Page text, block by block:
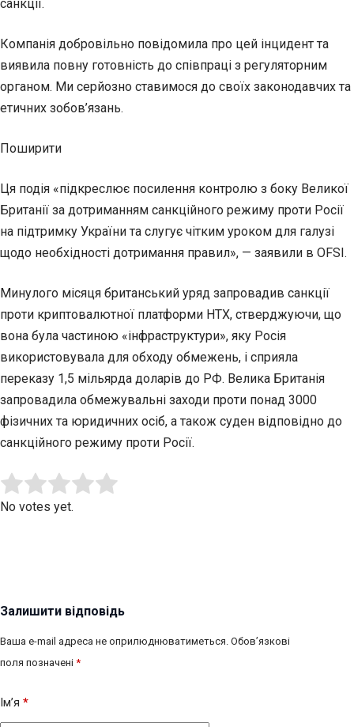
санкції.
Компанія добровільно повідомила про цей інцидент та
виявила повну готовність до співпраці з регуляторним
органом. Ми серйозно ставимося до своїх законодавчих та
етичних зобов’язань.
Поширити
Ця подія «підкреслює посилення контролю з боку Великої
Британії за дотриманням санкційного режиму проти Росії
на підтримку України та слугує чітким уроком для галузі
щодо необхідності дотримання правил», — заявили в OFSI.
Минулого місяця британський уряд запровадив санкції
проти криптовалютної платформи HTX, стверджуючи, що
вона була частиною «інфраструктури», яку Росія
використовувала для обходу обмежень, і сприяла
переказу 1,5 мільярда доларів до РФ. Велика Британія
запровадила обмежувальні заходи проти понад 3000
фізичних та юридичних осіб, а також суден відповідно до
санкційного режиму проти Росії.
Rate this item:
No votes yet.
Залишити відповідь
Ваша e-mail адреса не оприлюднюватиметься. Обов’язкові
поля позначені *
Ім’я *